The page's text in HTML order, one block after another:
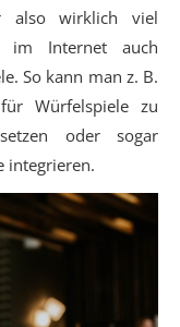
also wirklich viel
im Internet auch
So kann man z. B.
Würfelspiele zu
oder sogar
integrieren.